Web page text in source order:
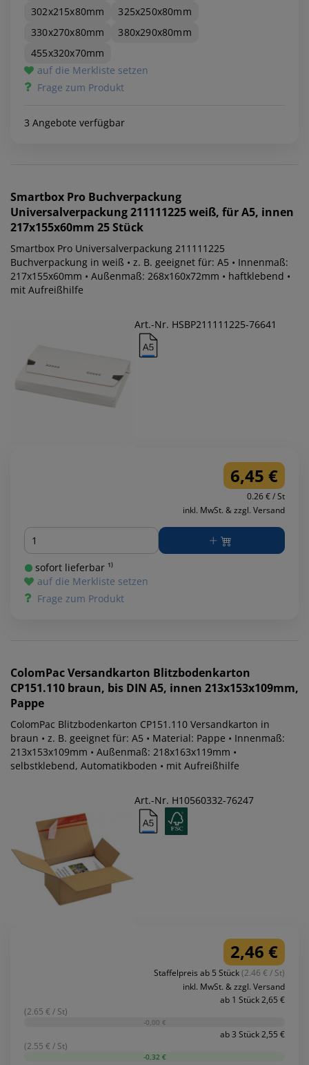
302x215x80mm
325x250x80mm
330x270x80mm
380x290x80mm
455x320x70mm
auf die Merkliste setzen
Frage zum Produkt
3 Angebote verfügbar
Smartbox Pro Buchverpackung
Universalverpackung 211111225 weiß, für A5, innen
217x155x60mm 25 Stück
Smartbox Pro Universalverpackung 211111225
Buchverpackung in weiß • z. B. geeignet für: A5 • Innenmaß:
217x155x60mm • Außenmaß: 268x160x72mm • haftklebend •
mit Aufreißhilfe
Art.-Nr. HSBP211111225-76641
6,45 €
0.26 € / St
inkl. MwSt. & zzgl. Versand
Menge
sofort lieferbar ¹⁾
auf die Merkliste setzen
Frage zum Produkt
ColomPacVersandkarton Blitzbodenkarton
CP151.110 braun, bis DIN A5, innen 213x153x109mm,
Pappe
ColomPac Blitzbodenkarton CP151.110 Versandkarton in
braun • z. B. geeignet für: A5 • Material: Pappe • Innenmaß:
213x153x109mm • Außenmaß: 218x163x119mm •
selbstklebend, Automatikboden • mit Aufreißhilfe
Art.-Nr. H10560332-76247
2,46 €
Staffelpreis ab 5 Stück(2.46 € / St)
inkl. MwSt. & zzgl. Versand
ab 1 Stück 2,65 €
(2.65 € / St)
-0,00 €
ab 3 Stück 2,55 €
(2.55 € / St)
-0,32 €